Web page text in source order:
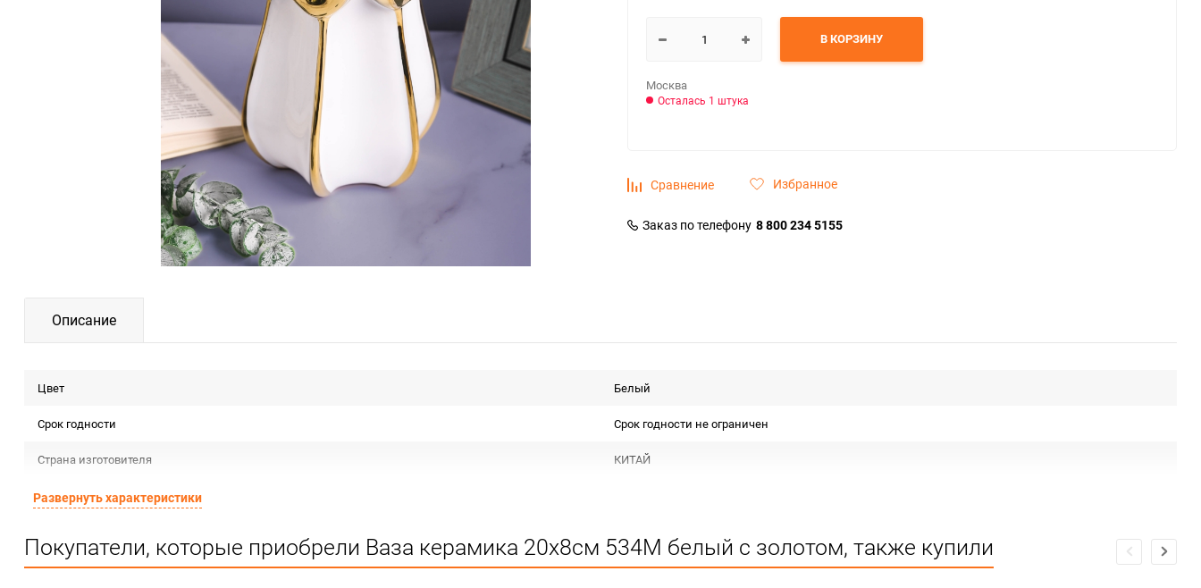
В КОРЗИНУ
Москва
Осталась 1 штука
Сравнение Избранное
Заказ по телефону 8 800 234 5155
Описание
Цвет Белый
Срок годности Срок годности не ограничен
Страна изготовителя КИТАЙ
Предназначение товара
Особые условия Особых условий не требует
Развернуть характеристики
Покупатели, которые приобрели Ваза керамика 20х8см 534M белый с золотом, также купили